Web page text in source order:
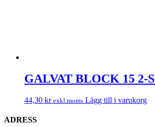
GALVAT BLOCK 15 2-
44,30 kr exkl.moms Lägg till i varukorg
ADRESS